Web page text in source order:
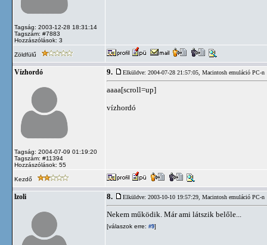
Tagság: 2003-12-28 18:31:14
Tagszám: #7883
Hozzászólások: 3
Zöldfülű
Vízhordó
Tagság: 2004-07-09 01:19:20
Tagszám: #11394
Hozzászólások: 55
9. Elküldve: 2004-07-28 21:57:05, Macintosh emuláció PC-n
aaaa[scroll=up]
vízhordó
Kezdő
lzoli 8. Elküldve: 2003-10-10 19:57:29, Macintosh emuláció PC-n
Nekem működik. Már ami látszik belőle...
[válaszok erre: #9]